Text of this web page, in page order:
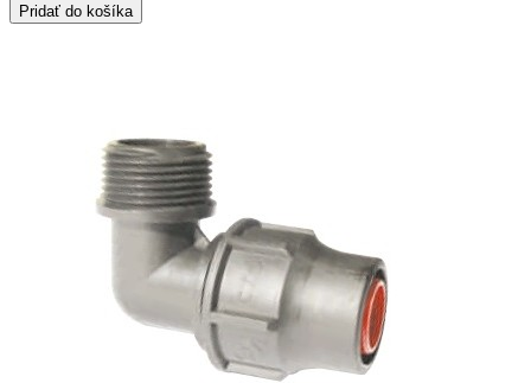
Pridať do košíka